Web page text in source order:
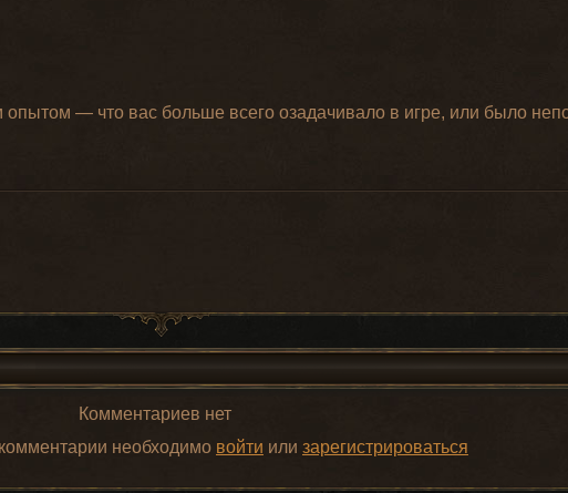
— что вас больше всего озадачивало в игре, или было
Комментариев нет
необходимо войти или зарегистрироваться